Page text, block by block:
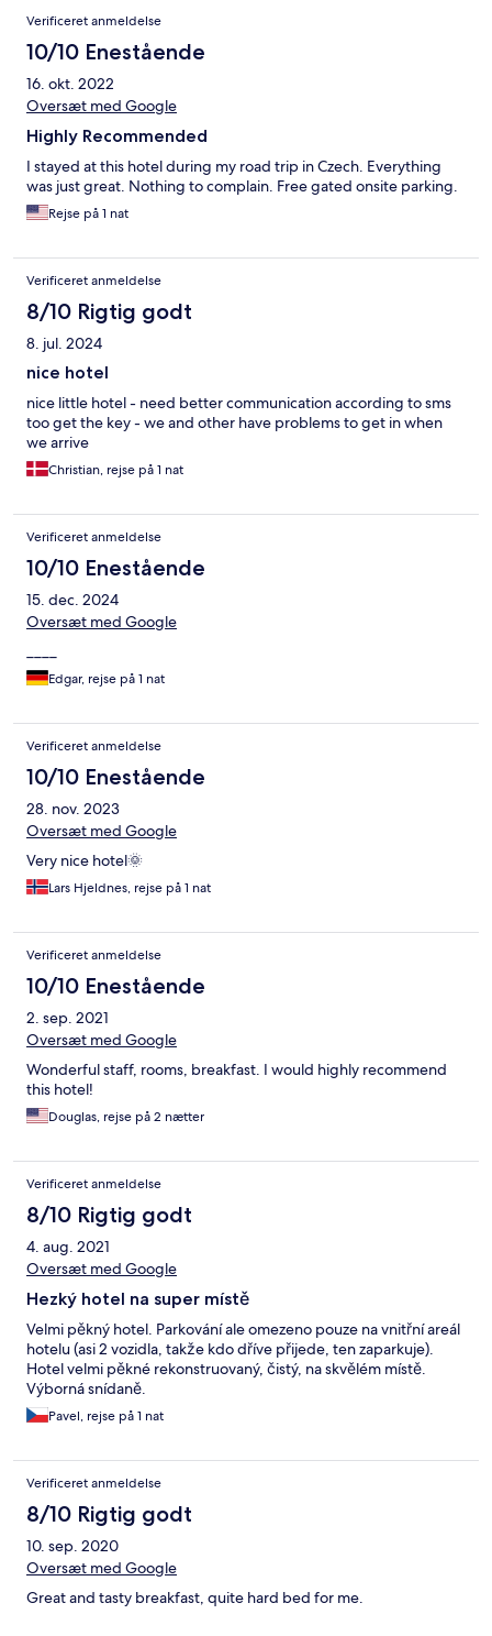
Verificeret anmeldelse
10/10 Enestående
16. okt. 2022
Oversæt med Google
Highly Recommended
I stayed at this hotel during my road trip in Czech. Everything
was just great. Nothing to complain. Free gated onsite parking.
Rejse på 1 nat
Verificeret anmeldelse
8/10 Rigtig godt
8. jul. 2024
nice hotel
nice little hotel - need better communication according to sms
too get the key - we and other have problems to get in when
we arrive
Christian, rejse på 1 nat
Verificeret anmeldelse
10/10 Enestående
15. dec. 2024
Oversæt med Google
Edgar, rejse på 1 nat
Verificeret anmeldelse
10/10 Enestående
28. nov. 2023
Oversæt med Google
Very nice hotel🌞
Lars Hjeldnes, rejse på 1 nat
Verificeret anmeldelse
10/10 Enestående
2. sep. 2021
Oversæt med Google
Wonderful staff, rooms, breakfast. I would highly recommend
this hotel!
Douglas, rejse på 2 nætter
Verificeret anmeldelse
8/10 Rigtig godt
4. aug. 2021
Oversæt med Google
Hezký hotel na super místě
Velmi pěkný hotel. Parkování ale omezeno pouze na vnitřní areál
hotelu (asi 2 vozidla, takže kdo dříve přijede, ten zaparkuje).
Hotel velmi pěkné rekonstruovaný, čistý, na skvělém místě.
Výborná snídaně.
Pavel, rejse på 1 nat
Verificeret anmeldelse
8/10 Rigtig godt
10. sep. 2020
Oversæt med Google
Great and tasty breakfast, quite hard bed for me.